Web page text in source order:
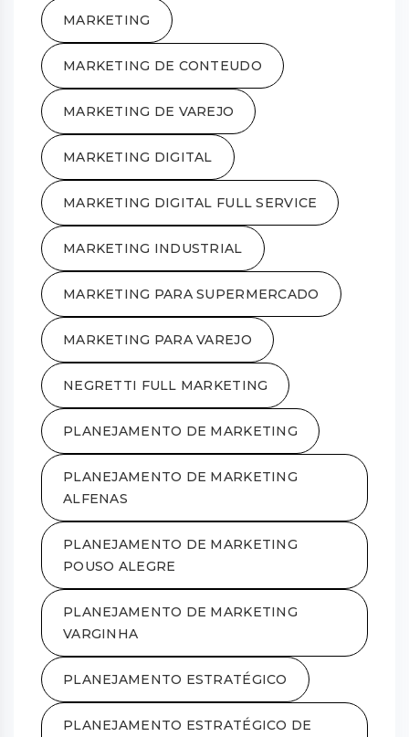
MARKETING
MARKETING DE CONTEUDO
MARKETING DE VAREJO
MARKETING DIGITAL
MARKETING DIGITAL FULL SERVICE
MARKETING INDUSTRIAL
MARKETING PARA SUPERMERCADO
MARKETING PARA VAREJO
NEGRETTI FULL MARKETING
PLANEJAMENTO DE MARKETING
PLANEJAMENTO DE MARKETING
ALFENAS
PLANEJAMENTO DE MARKETING
POUSO ALEGRE
PLANEJAMENTO DE MARKETING
VARGINHA
PLANEJAMENTO ESTRATÉGICO
PLANEJAMENTO ESTRATÉGICO DE